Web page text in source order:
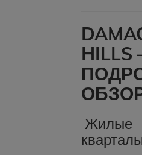
HILLS
Жилые